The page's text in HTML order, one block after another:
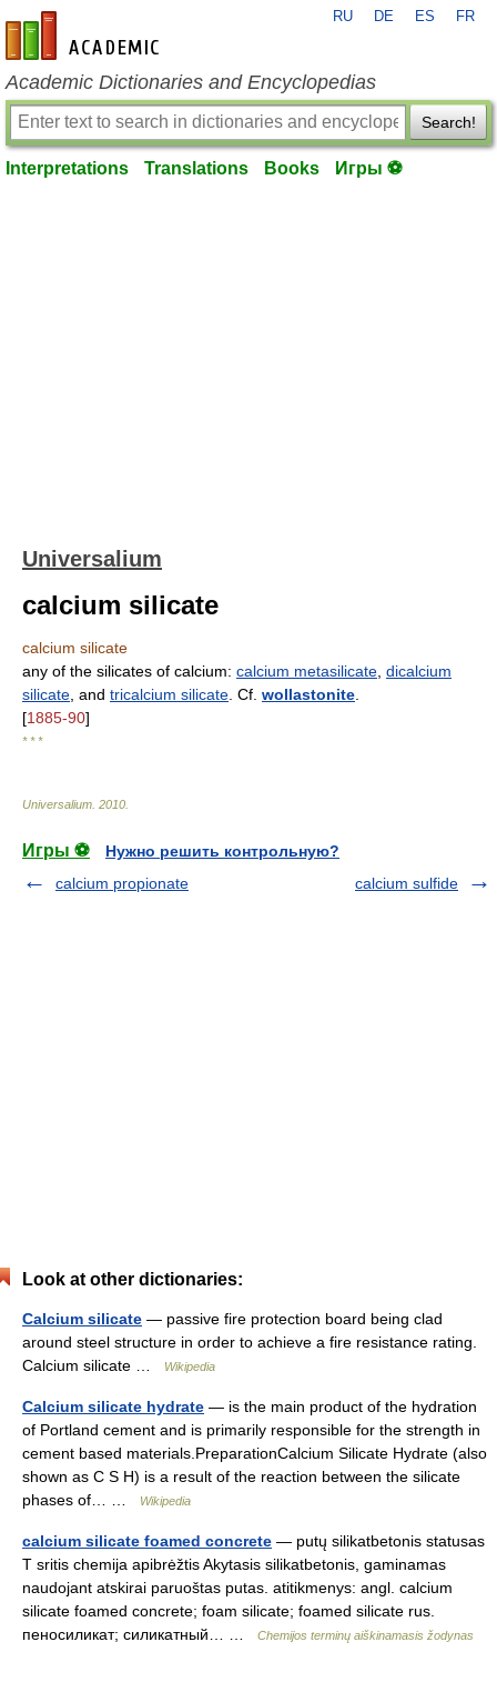
en-academic.com
RU DE ES FR
Academic Dictionaries and Encyclopedias
Search!
Interpretations Translations Books Игры ⚽
Universalium
calcium silicate
calcium silicate
any of the silicates of calcium: calcium metasilicate dicalcium
silicate , and tricalcium silicate . Cf. wollastonite
[1885-90]
* * *
Universalium 2010
Игры ⚽
Нужно решить контрольную?
calcium propionate
calcium sulfide
Look at other dictionaries:
Calcium silicate — passive fire protection board being clad
around steel structure in order to achieve a fire resistance rating.
Calcium silicate …
Wikipedia
Calcium silicate hydrate — is the main product of the hydration
of Portland cement and is primarily responsible for the strength in
cement based materials.PreparationCalcium Silicate Hydrate (also
shown as C S H) is a result of the reaction between the silicate
phases of… …
Wikipedia
calcium silicate foamed concrete — putų silikatbetonis statusas
T sritis chemija apibrėžtis Akytasis silikatbetonis, gaminamas
naudojant atskirai paruoštas putas. atitikmenys: angl. calcium
silicate foamed concrete; foam silicate; foamed silicate rus.
пеносиликат; силикатный… …
Chemijos terminų aiškinamasis žodynas